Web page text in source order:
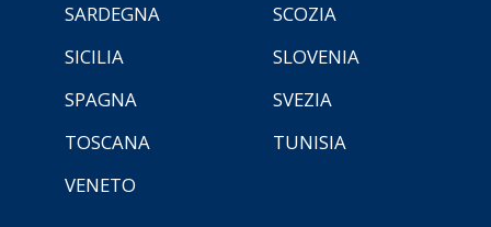
SARDEGNA
SCOZIA
SICILIA
SLOVENIA
SPAGNA
SVEZIA
TOSCANA
TUNISIA
VENETO